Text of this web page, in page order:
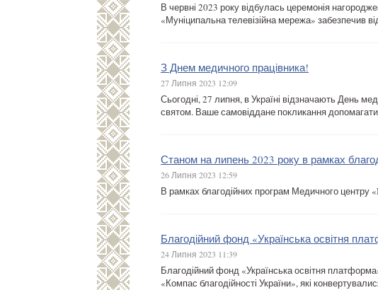
В червні 2023 року відбулась церемонія
«Муніципальна телевізійна мережа» забезпечив
З Днем медичного працівника!
27 Липня 2023 12:09
Сьогодні, 27 липня, в Україні відзначають День
святом. Ваше самовіддане покликання
Станом на липень 2023 року в рамках
26 Липня 2023 12:59
В рамках благодійних програм Медичного центру
Благодійний фонд «Українська освітня
24 Липня 2023 11:39
Благодійний фонд «Українська освітня
«Компас благодійності України», які